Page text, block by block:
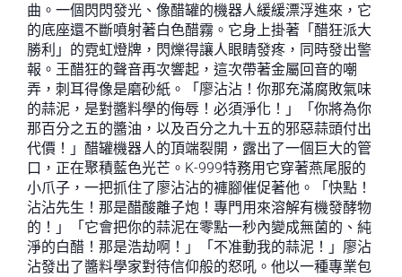
曲。一個閃閃發光、像醋罐的機器人緩緩漂浮進來，它
的底座還不斷噴射著白色醋霧。它身上掛著「醋狂派大
勝利」的霓虹燈牌，閃爍得讓人眼睛發疼，同時發出警
報。王醋狂的聲音再次響起，這次帶著金屬回音的嘲
弄，刺耳得像是磨砂紙。「廖沾沾！你那充滿腐敗氣味
的蒜泥，是對醬料學的侮辱！必須淨化！」「你將為你
那百分之五的醬油，以及百分之九十五的邪惡蒜頭付出
代價！」醋罐機器人的頂端裂開，露出了一個巨大的管
口，正在聚積藍色光芒。K-999特務用它穿著燕尾服的
小爪子，一把抓住了廖沾沾的褲腳催促著他。「快點！
沾沾先生！那是醋酸離子炮！專門用來溶解有機發酵物
的！」「它會把你的蒜泥在零點一秒內變成無菌的、純
淨的白醋！那是浩劫啊！」「不准動我的蒜泥！」廖沾
沾發出了醬料學家對待信仰般的怒吼。他以一種專業包